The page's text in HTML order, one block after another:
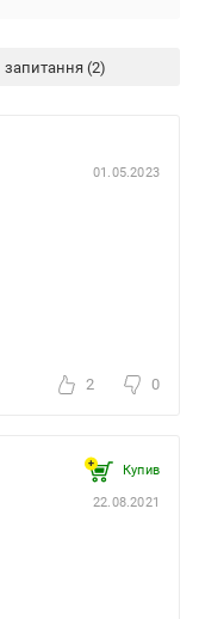
запитання
01.05.2023
2 0
Купив
22.08.2021